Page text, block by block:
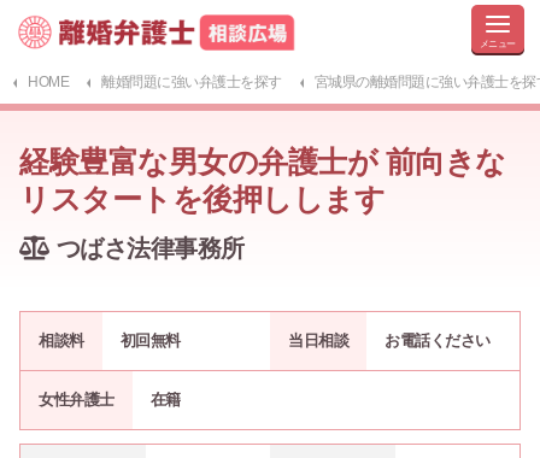
HOME 離婚問題に強い弁護士を探す 宮城県の離婚問題に強い弁護士を探
経験豊富な男女の弁護士が 前向きな
リスタートを後押しします
つばさ法律事務所
相談料 初回無料 当日相談 お電話ください
女性弁護士 在籍